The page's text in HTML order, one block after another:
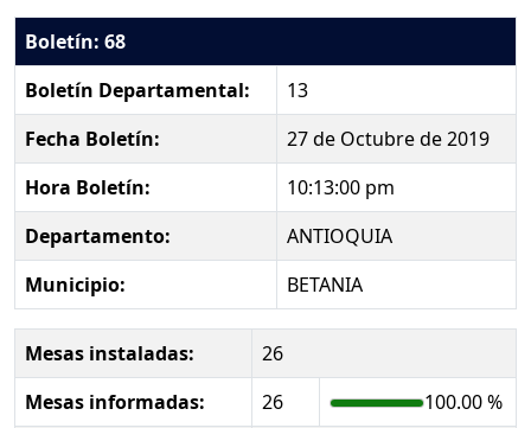
Boletín: 68
Boletín Departamental:
13
Fecha Boletín:
27 de Octubre de 2019
Hora Boletín:
10:13:00 pm
Departamento:
ANTIOQUIA
Municipio:
BETANIA
Mesas instaladas:
26
Mesas informadas:
26
100.00 %